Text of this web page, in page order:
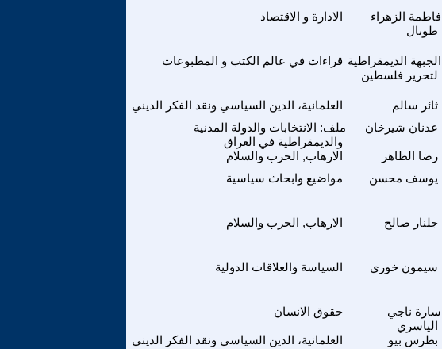
الادارة و الاقتصاد
فاطمة الزهراء
طوبال
قراءات في عالم الكتب و المطبوعات الجبهة الديمقراطية
لتحرير فلسطين
العلمانية، الدين السياسي ونقد الفكر الديني ثائر سالم
ملف: الانتخابات والدولة المدنية
والديمقراطية في العراق
عدنان شيرخان
الارهاب, الحرب والسلام رضا الظاهر
مواضيع وابحاث سياسية
يوسف محسن
الارهاب, الحرب والسلام جلنار صالح
السياسة والعلاقات الدولية سيمون خوري
حقوق الانسان
سارة ناجي
الياسري
العلمانية، الدين السياسي ونقد الفكر الديني بطرس بيو